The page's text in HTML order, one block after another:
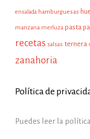
ensalada hamburguesas
manzana merluza pasta
recetas salsas ternera
zanahoria
Política de
Puedes leer la